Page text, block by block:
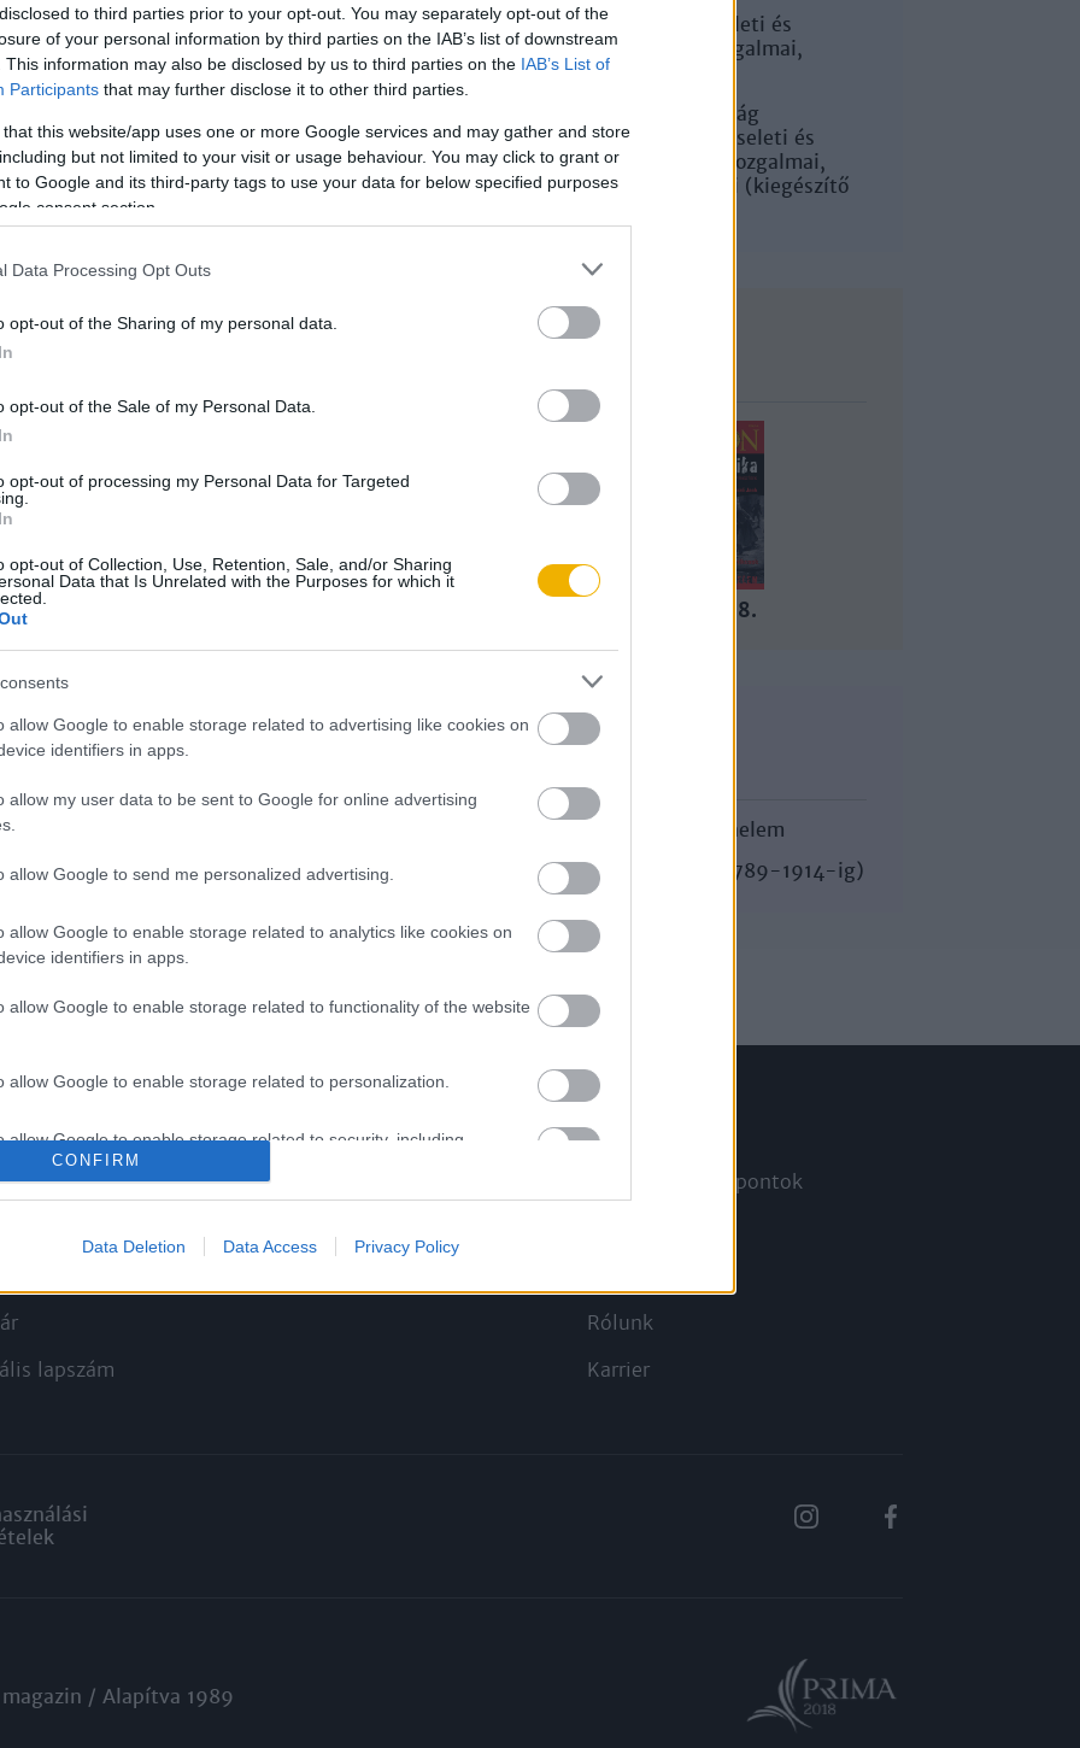
to third parties prior to your opt-out. You may separately opt-out of the
of your personal information by third parties on the IAB’s list of downstream
This information may also be disclosed by us to third parties on the IAB’s List of
Participants that may further disclose it to other third parties.
that this website/app uses one or more Google services and may gather and store
but not limited to your visit or usage behaviour. You may click to grant or
to Google and its third-party tags to use your data for below specified purposes
consent section.
Data Processing Opt Outs
opt-out of the Sharing of my personal data.
opt-out of the Sale of my Personal Data.
opt-out of processing my Personal Data for Targeted
opt-out of Collection, Use, Retention, Sale, and/or Sharing
Data that Is Unrelated with the Purposes for which it
allow Google to enable storage related to advertising like cookies on
identifiers in apps.
allow my user data to be sent to Google for online advertising
allow Google to send me personalized advertising.
allow Google to enable storage related to analytics like cookies on
identifiers in apps.
allow Google to enable storage related to functionality of the website
allow Google to enable storage related to personalization.
allow Google to enable storage related to security, including
functionality and fraud prevention, and other user protection.
CONFIRM
Data Deletion Data Access Privacy Policy
mindössze 200 Ft-ért
kap minden történelmi tartalmunkhoz:
tartalma
Próbálja ki!
200 FT-ÉRT
a Rubicon Online-on, kattintson ide:BELÉPÉS.
fiókkal, kattintson ide:
érdekképviseleti és
politikai mozgalmai,
A munkásság
érdekképviseleti és
politikai mozgalmai,
szervezetei (kiegészítő
2008/7-8.
Korszak
Egyetemes történelem
A késő újkor (1789-1914-ig)
lapszám
Megjelenési időpontok
Rólunk
Karrier
/ Alapítva 1989